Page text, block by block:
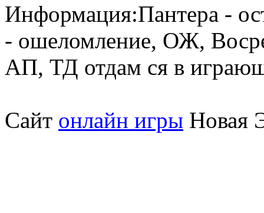
Информация:Пантера -
- ошеломление, ОЖ,
АП, ТД отдам ся в
Сайт онлайн игры Новая